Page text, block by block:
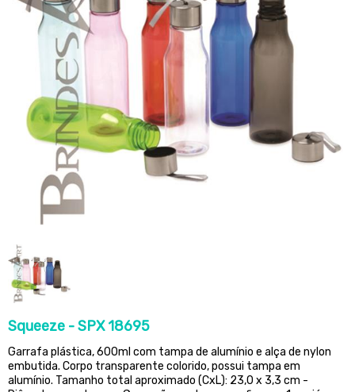
Squeeze - SPX 18695
Garrafa plástica, 600ml com tampa de alumínio e alça de nylon
embutida. Corpo transparente colorido, possui tampa em
alumínio. Tamanho total aproximado (CxL): 23,0 x 3,3 cm -